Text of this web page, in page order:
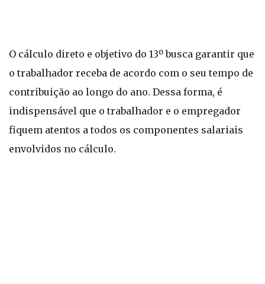
O cálculo direto e objetivo do 13º busca garantir que
o trabalhador receba de acordo com o seu tempo de
contribuição ao longo do ano. Dessa forma, é
indispensável que o trabalhador e o empregador
fiquem atentos a todos os componentes salariais
envolvidos no cálculo.